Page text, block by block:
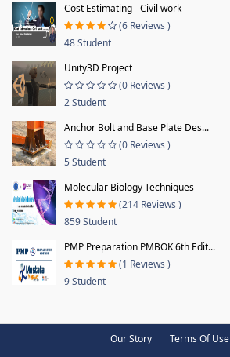
Cost Estimating - Civil work
(6 Reviews )
48 Student
Unity3D Project
(0 Reviews )
2 Student
Anchor Bolt and Base Plate Des...
(0 Reviews )
5 Student
Molecular Biology Techniques
(214 Reviews )
859 Student
PMP Preparation PMBOK 6th Edit...
(1 Reviews )
9 Student
Our Story Terms Of Use